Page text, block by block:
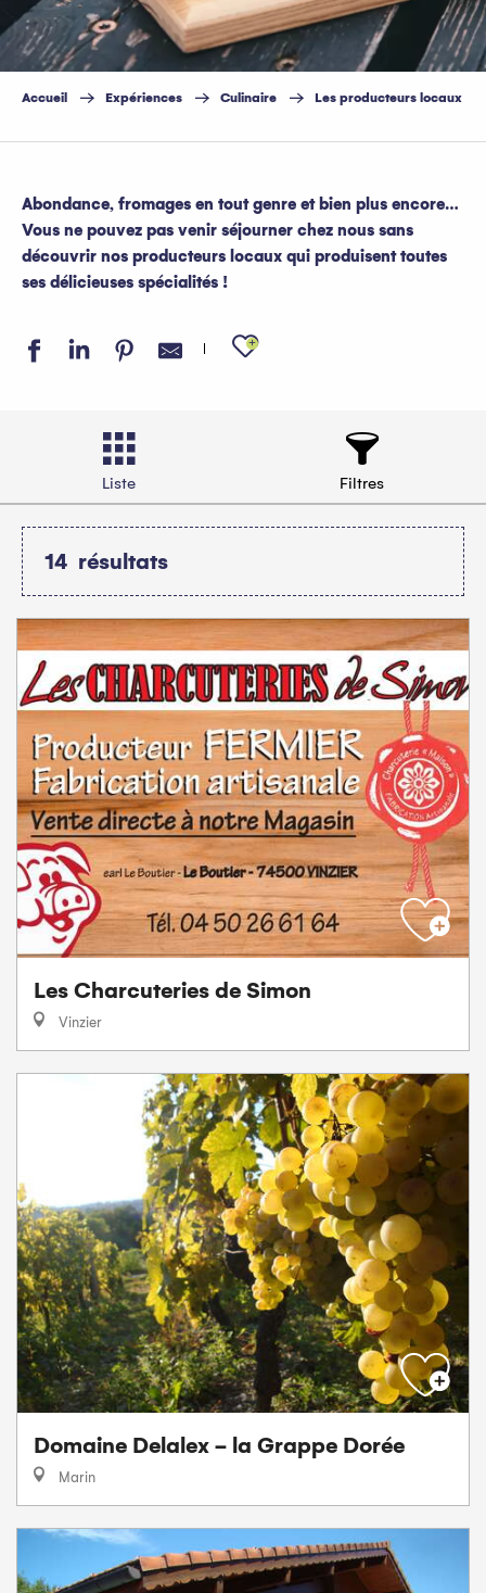
Accueil Expériences Culinaire Les producteurs locaux
Abondance, fromages en tout genre et bien plus encore…
Vous ne pouvez pas venir séjourner chez nous sans
découvrir nos producteurs locaux qui produisent toutes
ses délicieuses spécialités !
Ajouter aux
Liste Filtres
14 résultats
Les Charcuteries de Simon
Vinzier
Domaine Delalex - la Grappe Dorée
Marin